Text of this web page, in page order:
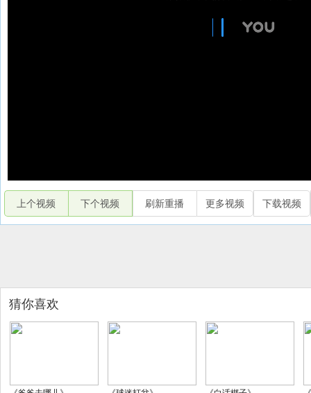
上个视频 下个视频 刷新重播 更多视频 下载视频
猜你喜欢